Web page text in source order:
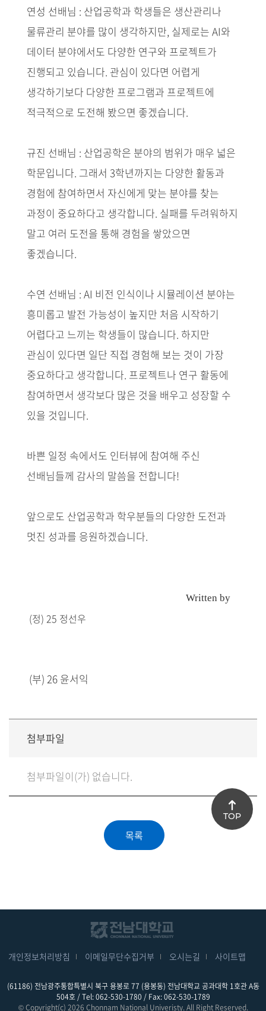
연성 선배님 : 산업공학과 학생들은 생산관리나
물류관리 분야를 많이 생각하지만, 실제로는 AI와
데이터 분야에서도 다양한 연구와 프로젝트가
진행되고 있습니다. 관심이 있다면 어렵게
생각하기보다 다양한 프로그램과 프로젝트에
적극적으로 도전해 봤으면 좋겠습니다.
규진 선배님 : 산업공학은 분야의 범위가 매우 넓은
학문입니다. 그래서 3학년까지는 다양한 활동과
경험에 참여하면서 자신에게 맞는 분야를 찾는
과정이 중요하다고 생각합니다. 실패를 두려워하지
말고 여러 도전을 통해 경험을 쌓았으면
좋겠습니다.
수연 선배님 : AI 비전 인식이나 시뮬레이션 분야는
흥미롭고 발전 가능성이 높지만 처음 시작하기
어렵다고 느끼는 학생들이 많습니다. 하지만
관심이 있다면 일단 직접 경험해 보는 것이 가장
중요하다고 생각합니다. 프로젝트나 연구 활동에
참여하면서 생각보다 많은 것을 배우고 성장할 수
있을 것입니다.
바쁜 일정 속에서도 인터뷰에 참여해 주신
선배님들께 감사의 말씀을 전합니다!
앞으로도 산업공학과 학우분들의 다양한 도전과
멋진 성과를 응원하겠습니다.
Written by
(정) 25 정선우
(부) 26 윤서익
첨부파일
첨부파일이(가) 없습니다.
개인정보처리방침 이메일무단수집거부 오시는길 사이트맵
(61186) 전남광주통합특별시 북구 용봉로 77 (용봉동) 전남대학교 공과대학 1호관 A동
504호 / Tel: 062-530-1780 / Fax: 062-530-1789
© Copyright(c) 2026 Chonnam National Univeristy. All Right Reserved.
TOP